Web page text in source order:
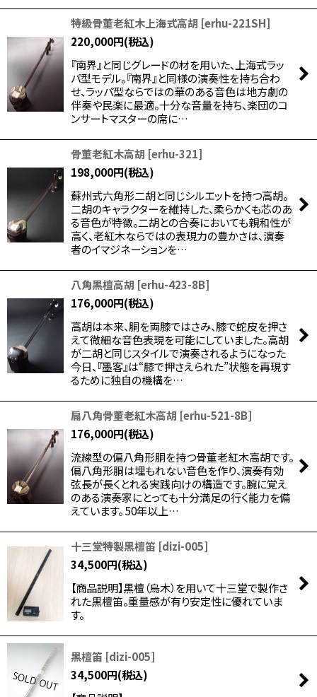
特級骨董老紅木上海式高胡 [erhu-221SH]
220,000円(税込)
『南界』と同じグレードの材を用いた、上海式ラッ
パ型モデル。『南界』と同様の演奏性を持ち合わ
せ、ラッパ型ならではの華のある音色は地方劇の
伴奏や民楽に最適。十分な音量を持ち、楽団のコ
ンサートマスターの席に…
骨董老紅木高胡 [erhu-321]
198,000円(税込)
蘇州式六角形二胡と同じシルエットを持つ高胡。
二胡のキャラクターを維持した、柔らかくも芯のあ
る音色が特徴。二胡との合奏においても親和性が
高く、老紅木ならではの表現力の豊かさは、演奏
者のイマジネーションを…
八角黒檀高胡 [erhu-423-8B]
176,000円(税込)
高胡は本来、胴を両膝ではさみ、膝で蛇皮を押さ
えて微細な音色表現を可能にしていました。高胡
が二胡と同じスタイルで演奏されるようになった
今日、『墨客』は“膝で押さえられた”状態を再現す
るために独自の機構を…
扁八角骨董老紅木高胡 [erhu-521-8B]
176,000円(税込)
流線型の偏八角形胴を持つ骨董老紅木高胡です。
偏八角形胴は埋もれない音色を作り、演奏有効
弦長が長くとれる実践向けの構造です。腕に覚え
のある演奏家にとっても十分満足の行く能力を備
えています。 50年以上…
十三堂特製黒檀笛 [dizi-005]
34,500円(税込)
【商品説明】黒檀（烏木）を用いて十三堂で製作さ
れた黒檀笛。重量感が有り安定性に優れていま
す。
黒檀笛 [dizi-005]
34,500円(税込)